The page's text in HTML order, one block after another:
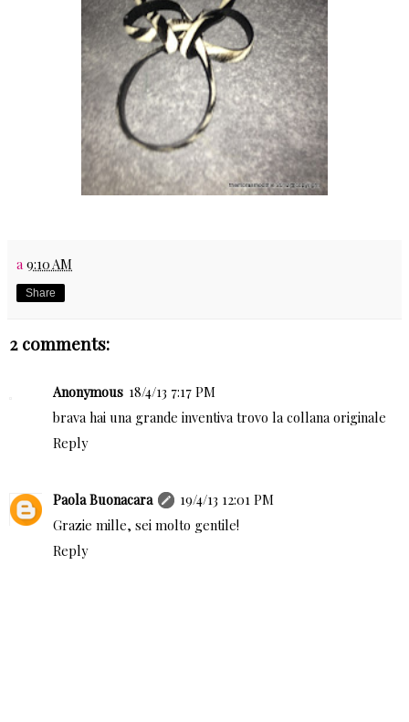
a 9:10 AM
Share
2 comments:
Anonymous 18/4/13 7:17 PM
brava hai una grande inventiva trovo la collana originale
Reply
Paola Buonacara
19/4/13 12:01 PM
Grazie mille, sei molto gentile!
Reply